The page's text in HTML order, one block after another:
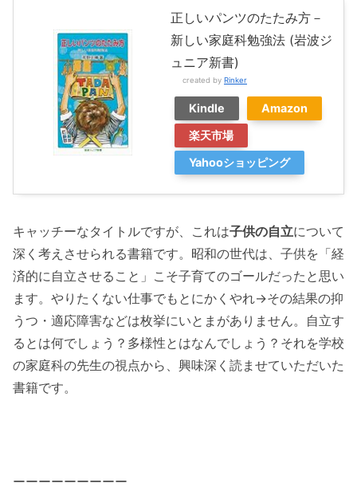
正しいパンツのたたみ方－
新しい家庭科勉強法 (岩波ジ
ュニア新書)
created by Rinker
Kindle
Amazon
楽天市場
Yahooショッピング
キャッチーなタイトルですが、これは子供の自立について
深く考えさせられる書籍です。昭和の世代は、子供を「経
済的に自立させること」こそ子育てのゴールだったと思い
ます。やりたくない仕事でもとにかくやれ→その結果の抑
うつ・適応障害などは枚挙にいとまがありません。自立す
るとは何でしょう？多様性とはなんでしょう？それを学校
の家庭科の先生の視点から、興味深く読ませていただいた
書籍です。
ーーーーーーーーー